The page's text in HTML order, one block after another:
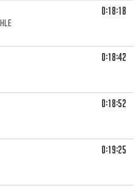
0:18:18
0:18:42
0:18:52
0:19:25